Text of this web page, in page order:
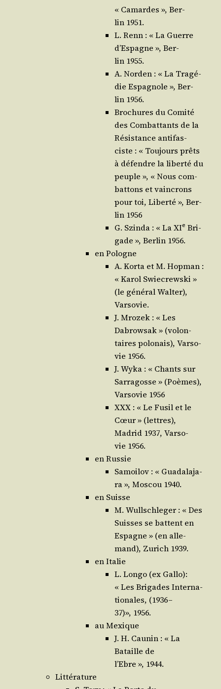
« Camardes », Ber­
lin 1951.
L. Renn : « La Guerre
d’Es­pagne », Ber­
lin 1955.
A. Nor­den : « La Tra­gé­
die Espa­gnole », Ber­
lin 1956.
Bro­chures du Comi­té
des Com­bat­tants de la
Résis­tance anti­fas­
ciste : « Tou­jours prêts
à défendre la liber­té du
peuple », « Nous com­
bat­tons et vain­crons
pour toi, Liber­té », Ber­
lin 1956
G. Szin­da : « La XIe Bri­
gade », Ber­lin 1956.
en Pologne
A. Kor­ta et M. Hop­man :
« Karol Swie­crews­ki »
(le géné­ral Wal­ter),
Varsovie.
J. Mro­zek : « Les
Dabrow­sak » (volon­
taires polo­nais), Var­so­
vie 1956.
J. Wyka : « Chants sur
Sar­ra­gosse » (Poèmes),
Var­so­vie 1956
XXX : « Le Fusil et le
Cœur » (lettres),
Madrid 1937, Var­so­
vie 1956.
en Russie
Samoi­lov : « Gua­da­la­ja­
ra », Mos­cou 1940.
en Suisse
M. Wull­schle­ger : « Des
Suisses se battent en
Espagne » (en alle­
mand), Zurich 1939.
en Italie
L. Lon­go (ex Gal­lo):
« Les Bri­gades Inter­na­
tio­nales, (1936 –
37)», 1956.
au Mexique
J. H. Cau­nin : « La
Bataille de
l’Ebre », 1944.
Lit­té­ra­ture